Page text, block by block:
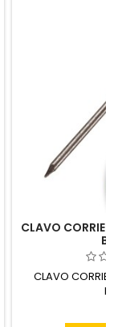
CLAVO
CLAVO